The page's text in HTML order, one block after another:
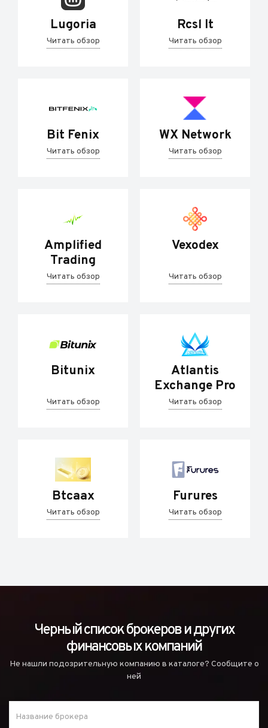
Lugoria
Читать обзор
Rcsl It
Читать обзор
Bit Fenix
Читать обзор
WX Network
Читать обзор
Amplified
Trading
Читать обзор
Vexodex
Читать обзор
Bitunix
Читать обзор
Atlantis
Exchange Pro
Читать обзор
Btcaax
Читать обзор
Furures
Читать обзор
Черный список брокеров и других
финансовых компаний
Не нашли подозрительную компанию в каталоге? Сообщите о
ней